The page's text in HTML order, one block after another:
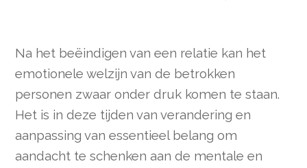
Na het beëindigen van een relatie kan het
emotionele welzijn van de betrokken
personen zwaar onder druk komen te staan.
Het is in deze tijden van verandering en
aanpassing van essentieel belang om
aandacht te schenken aan de mentale en